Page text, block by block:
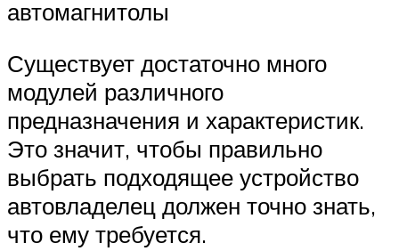
автомагнитолы
Существует достаточно много
модулей различного
предназначения и характеристик.
Это значит, чтобы правильно
выбрать подходящее устройство
автовладелец должен точно знать,
что ему требуется.